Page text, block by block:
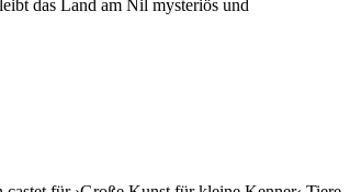
das Land am Nil mysteriös und